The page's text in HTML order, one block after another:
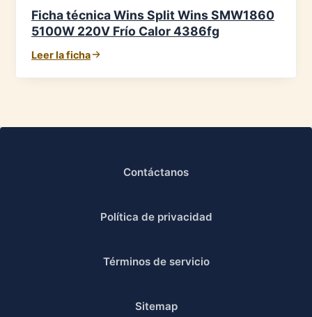
Ficha técnica Wins Split Wins SMW1860
5100W 220V Frío Calor 4386fg
Leer la ficha
Contáctanos
Política de privacidad
Términos de servicio
Sitemap